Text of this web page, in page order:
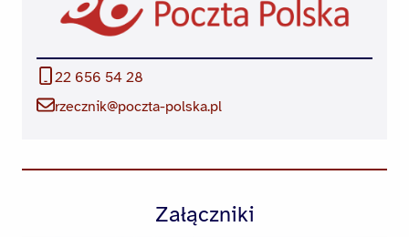
22 656 54 28
rzecznik@poczta-polska.pl
Załączniki